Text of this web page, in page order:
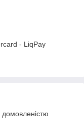
- LiqPay